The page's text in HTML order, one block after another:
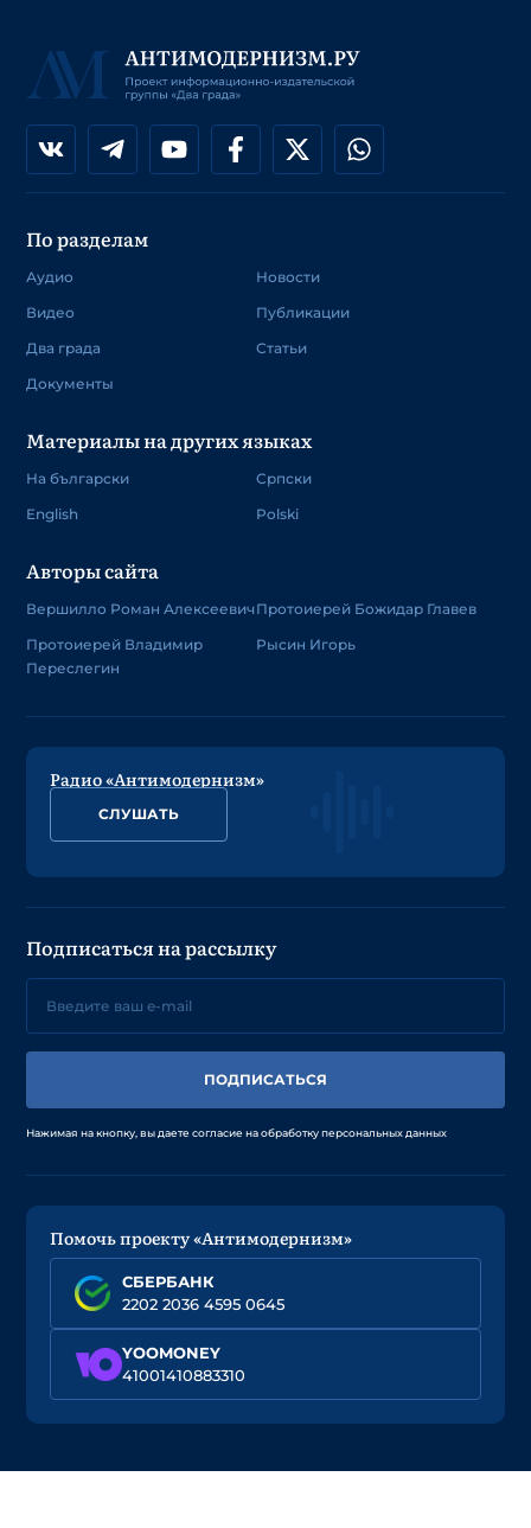
По разделам
Аудио
Видео
Два града
Документы
Новости
Публикации
Статьи
Материалы на других языках
На български
English
Српски
Polski
Авторы сайта
Вершилло Роман Алексеевич
Протоиерей Владимир
Переслегин
Протоиерей Божидар Главев
Рысин Игорь
Радио «Антимодернизм»
СЛУШАТЬ
Подписаться на рассылку
ПОДПИСАТЬСЯ
Нажимая на кнопку, вы даете согласие на обработку персональных данных
Помочь проекту «Антимодернизм»
СБЕРБАНК
2202 2036 4595 0645
YOOMONEY
41001410883310